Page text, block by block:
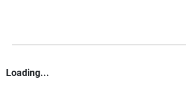
Loading...